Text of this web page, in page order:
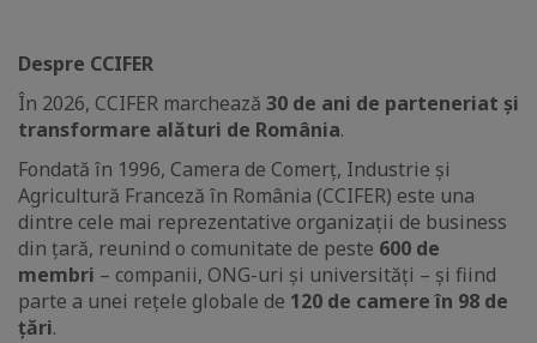
Despre CCIFER
În 2026, CCIFER marchează 30 de ani de parteneriat și
transformare alături de România.
Fondată în 1996, Camera de Comerț, Industrie și
Agricultură Franceză în România (CCIFER) este una
dintre cele mai reprezentative organizații de business
din țară, reunind o comunitate de peste 600 de
membri – companii, ONG-uri și universități – și fiind
parte a unei rețele globale de 120 de camere în 98 de
țări.